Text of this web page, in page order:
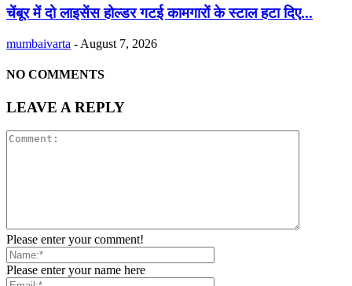
चेंबूर में दो लाइसेंस होल्डर गटई कामगारों के स्टाल हटा दिए...
mumbaivarta - August 7, 2026
NO COMMENTS
LEAVE A REPLY
Please enter your comment!
Please enter your name here